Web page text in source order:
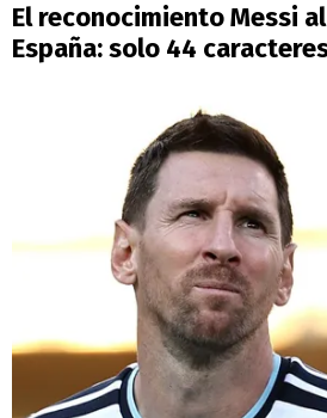
El reconocimiento Messi
España: solo 44